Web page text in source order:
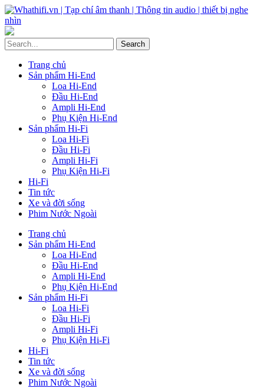
Trang chủ
Sản phẩm Hi-End
Loa Hi-End
Đầu Hi-End
Ampli Hi-End
Phụ Kiện Hi-End
Sản phẩm Hi-Fi
Loa Hi-Fi
Đầu Hi-Fi
Ampli Hi-Fi
Phụ Kiện Hi-Fi
Hi-Fi
Tin tức
Xe và đời sống
Phim Nước Ngoài
Trang chủ
Sản phẩm Hi-End
Loa Hi-End
Đầu Hi-End
Ampli Hi-End
Phụ Kiện Hi-End
Sản phẩm Hi-Fi
Loa Hi-Fi
Đầu Hi-Fi
Ampli Hi-Fi
Phụ Kiện Hi-Fi
Hi-Fi
Tin tức
Xe và đời sống
Phim Nước Ngoài